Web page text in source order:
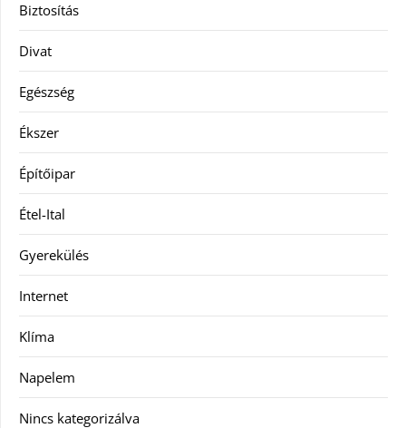
Biztosítás
Divat
Egészség
Ékszer
Építőipar
Étel-Ital
Gyerekülés
Internet
Klíma
Napelem
Nincs kategorizálva